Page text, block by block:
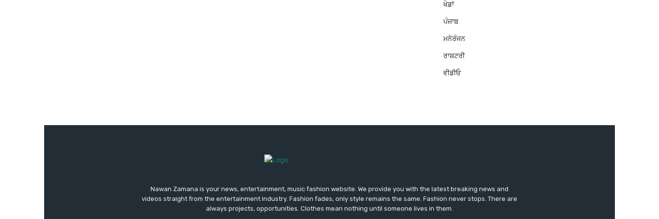
ਖੇਡਾਂ
ਪੰਜਾਬ
ਮਨੋਰੰਜਨ
ਰਾਸ਼ਟਰੀ
ਵੀਡੀਓ
Nawan Zamana is your news, entertainment, music fashion website. We provide you with the latest breaking news and
videos straight from the entertainment industry. Fashion fades, only style remains the same. Fashion never stops. There are
always projects, opportunities. Clothes mean nothing until someone lives in them.